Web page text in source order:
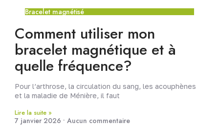
Bracelet magnétisé
Comment utiliser mon
bracelet magnétique et à
quelle fréquence?
Pour l’arthrose, la circulation du sang, les acouphènes
et la maladie de Ménière, il faut
Lire la suite »
7 janvier 2026 Aucun commentaire